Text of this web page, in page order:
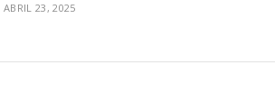
ABRIL 23, 2025